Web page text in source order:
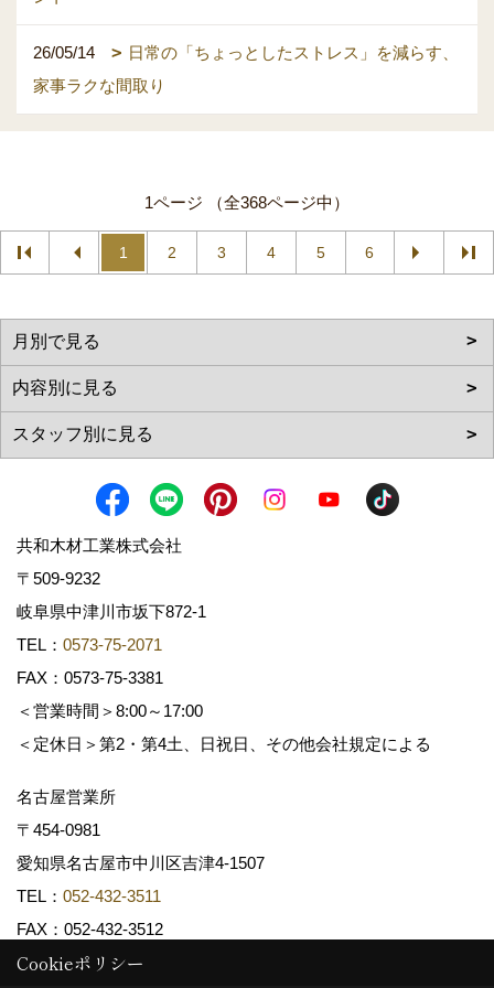
26/05/14
日常の「ちょっとしたストレス」を減らす、
家事ラクな間取り
1ページ （全368ページ中）
1 2 3 4 5 6
共和木材工業株式会社
〒509-9232
岐阜県中津川市坂下872‐1
TEL： 0573-75-2071
FAX：0573-75-3381
＜営業時間＞8:00～17:00
＜定休日＞第2・第4土、日祝日、その他会社規定による
名古屋営業所
〒454-0981
愛知県名古屋市中川区吉津4-1507
TEL： 052-432-3511
FAX：052-432-3512
Cookieポリシー